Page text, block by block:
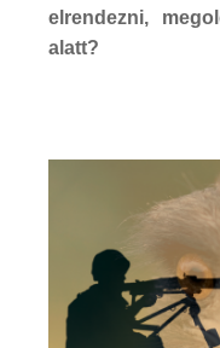
elrendezni,
alatt?